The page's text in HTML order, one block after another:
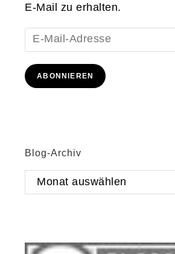
E-Mail zu erhalten.
E-
Mail-
Adresse
ABONNIEREN
Blog-Archiv
Blog-
Archiv